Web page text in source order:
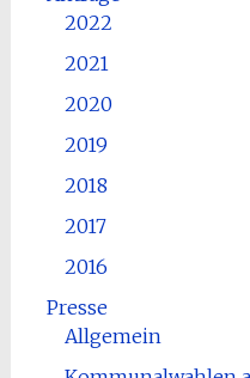
2022
2021
2020
2019
2018
2017
2016
Presse
Allgemein